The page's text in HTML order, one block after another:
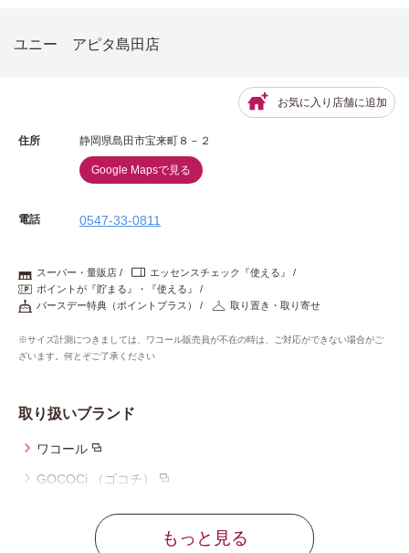
ユニー アピタ島田店
お気に入り店舗に追加
住所 静岡県島田市宝来町８－２
Google Mapsで見る
電話 0547-33-0811
スーパー・量販店
エッセンスチェック『使える』
ポイントが『貯まる』・『使える』
バースデー特典（ポイントプラス）
取り置き・取り寄せ
※サイズ計測につきましては、ワコール販売員が不在の時は、ご対応ができない場合がご
ざいます。何とぞご了承ください
取り扱いブランド
ワコール
GOCOCi （ゴコチ）
もっと見る